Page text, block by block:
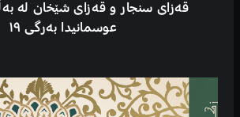
قەزای سنجار و قەزای شێخان لە
عوسمانیدا بەرگی ١٩